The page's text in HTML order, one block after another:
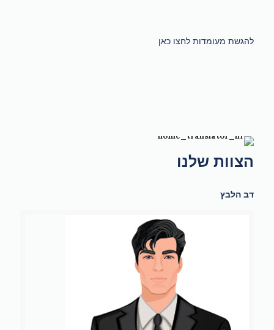
להגשת מעומדות לחצו כאן
הצוות שלנו
דב הלבץ